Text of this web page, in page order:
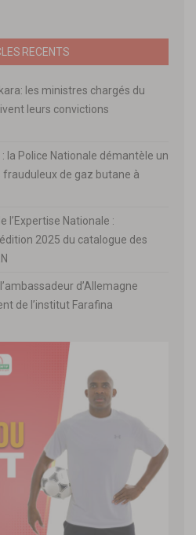
RECENTS
les ministres chargés du
leurs convictions
: la Police Nationale démantèle un
de gaz butane à
l’Expertise Nationale :
2025 du catalogue des
d’Allemagne
de l’institut Farafina